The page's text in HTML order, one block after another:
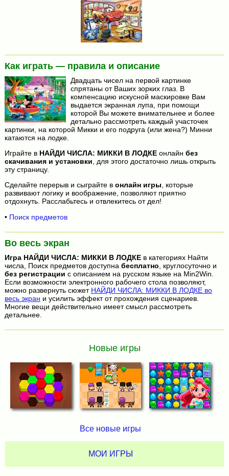
Как играть — правила и описание
Двадцать чисел на первой картинке
спрятаны от Ваших зорких глаз. В
компенсацию искусной маскировке Вам
выдается экранная лупа, при помощи
которой Вы можете внимательнее и более
детально рассмотреть каждый участочек
картинки, на которой Микки и его подруга (или жена?) Минни
катаются на лодке.
Играйте в НАЙДИ ЧИСЛА: МИККИ В ЛОДКЕонлайн без
скачивания и установки , для этого достаточно лишь открыть
эту страницу.
Сделайте перерыв и сыграйте в онлайн игры, которые
развивают логику и воображение, позволяют приятно
отдохнуть. Расслабьтесь и отвлекитесь от дел!
• Поиск предметов
Во весь экран
Игра НАЙДИ ЧИСЛА: МИККИ В ЛОДКЕв категориях Найти
числа, Поиск предметов доступна бесплатно , круглосуточно и
без регистрации с описанием на русском языке на Min2Win.
Если возможности электронного рабочего стола позволяют,
можно развернуть сюжет НАЙДИ ЧИСЛА: МИККИ В ЛОДКЕ во
весь экран и усилить эффект от прохождения сценариев.
Многие вещи действительно имеет смысл рассмотреть
детальнее.
Новые игры
Все новые игры
МОИ ИГРЫ